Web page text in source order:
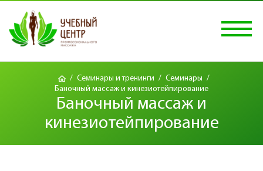
/ Семинары и тренинги / Семинары /
Баночный массаж и кинезиотейпирование
Баночный массаж и
кинезиотейпирование